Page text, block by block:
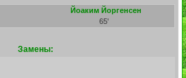
Йоаким Йоргенсен
65'
Замены: